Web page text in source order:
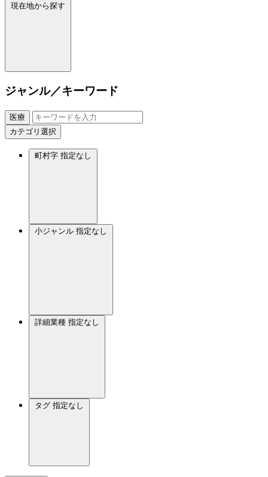
現在地から探す
ジャンル／キーワード
医療
カテゴリ選択
町村字 指定なし
小ジャンル 指定なし
詳細業種 指定なし
タグ 指定なし